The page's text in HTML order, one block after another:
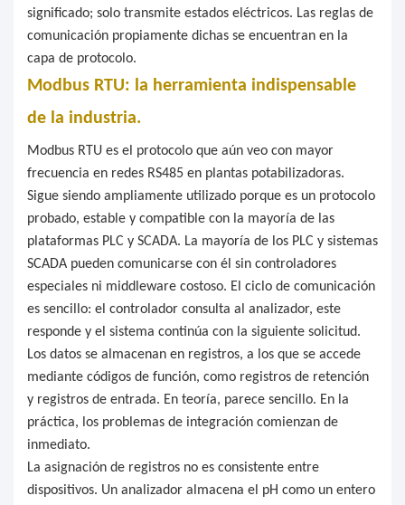
significado; solo transmite estados eléctricos. Las reglas de
comunicación propiamente dichas se encuentran en la
capa de protocolo.
Modbus RTU: la herramienta indispensable
de la industria.
Modbus RTU es el protocolo que aún veo con mayor
frecuencia en redes RS485 en plantas potabilizadoras.
Sigue siendo ampliamente utilizado porque es un protocolo
probado, estable y compatible con la mayoría de las
plataformas PLC y SCADA. La mayoría de los PLC y sistemas
SCADA pueden comunicarse con él sin controladores
especiales ni middleware costoso. El ciclo de comunicación
es sencillo: el controlador consulta al analizador, este
responde y el sistema continúa con la siguiente solicitud.
Los datos se almacenan en registros, a los que se accede
mediante códigos de función, como registros de retención
y registros de entrada. En teoría, parece sencillo. En la
práctica, los problemas de integración comienzan de
inmediato.
La asignación de registros no es consistente entre
dispositivos. Un analizador almacena el pH como un entero